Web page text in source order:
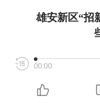
雄安新区“招
00:00